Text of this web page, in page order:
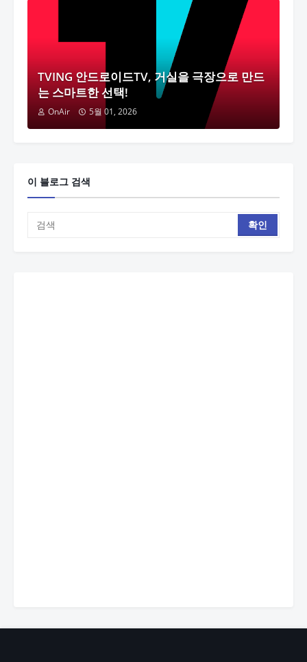
TVING 안드로이드TV, 거실을 극장으로 만드
는 스마트한 선택!
OnAir 5월 01, 2026
이 블로그 검색